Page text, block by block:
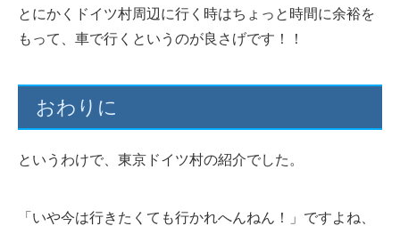
とにかくドイツ村周辺に行く時はちょっと時間に余裕を
もって、車で行くというのが良さげです！！
おわりに
というわけで、東京ドイツ村の紹介でした。
「いや今は行きたくても行かれへんねん！」ですよね、